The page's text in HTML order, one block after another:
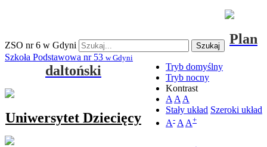
ZSO nr 6 w Gdyni Szukaj
Tryb domyślny
Tryb nocny
Kontrast
A A A
Stały układ Szeroki układ
A- A A+
Szkoła Podstawowa nr 53 w Gdyni
Plan
daltoński
Uniwersytet Dziecięcy